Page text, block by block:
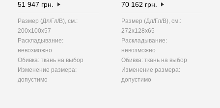
51 947 грн.
Размер (Дл/Гл/В), см.:
200x100x57
Раскладывание:
невозможно
Обивка: ткань на выбор
Изменение размера:
допустимо
70 162 грн.
Размер (Дл/Гл/В), см.:
272x128x65
Раскладывание:
невозможно
Обивка: ткань на выбор
Изменение размера:
допустимо